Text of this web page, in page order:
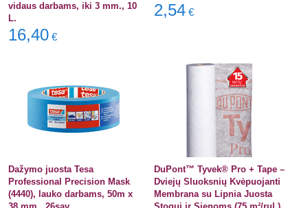
vidaus darbams, iki 3 mm., 10
L.
16,40 €
2,54 €
Dažymo juosta Tesa
Professional Precision Mask
(4440), lauko darbams, 50m x
DuPont™ Tyvek® Pro + Tape –
Dviejų Sluoksnių Kvėpuojanti
Membrana su Lipnia Juosta